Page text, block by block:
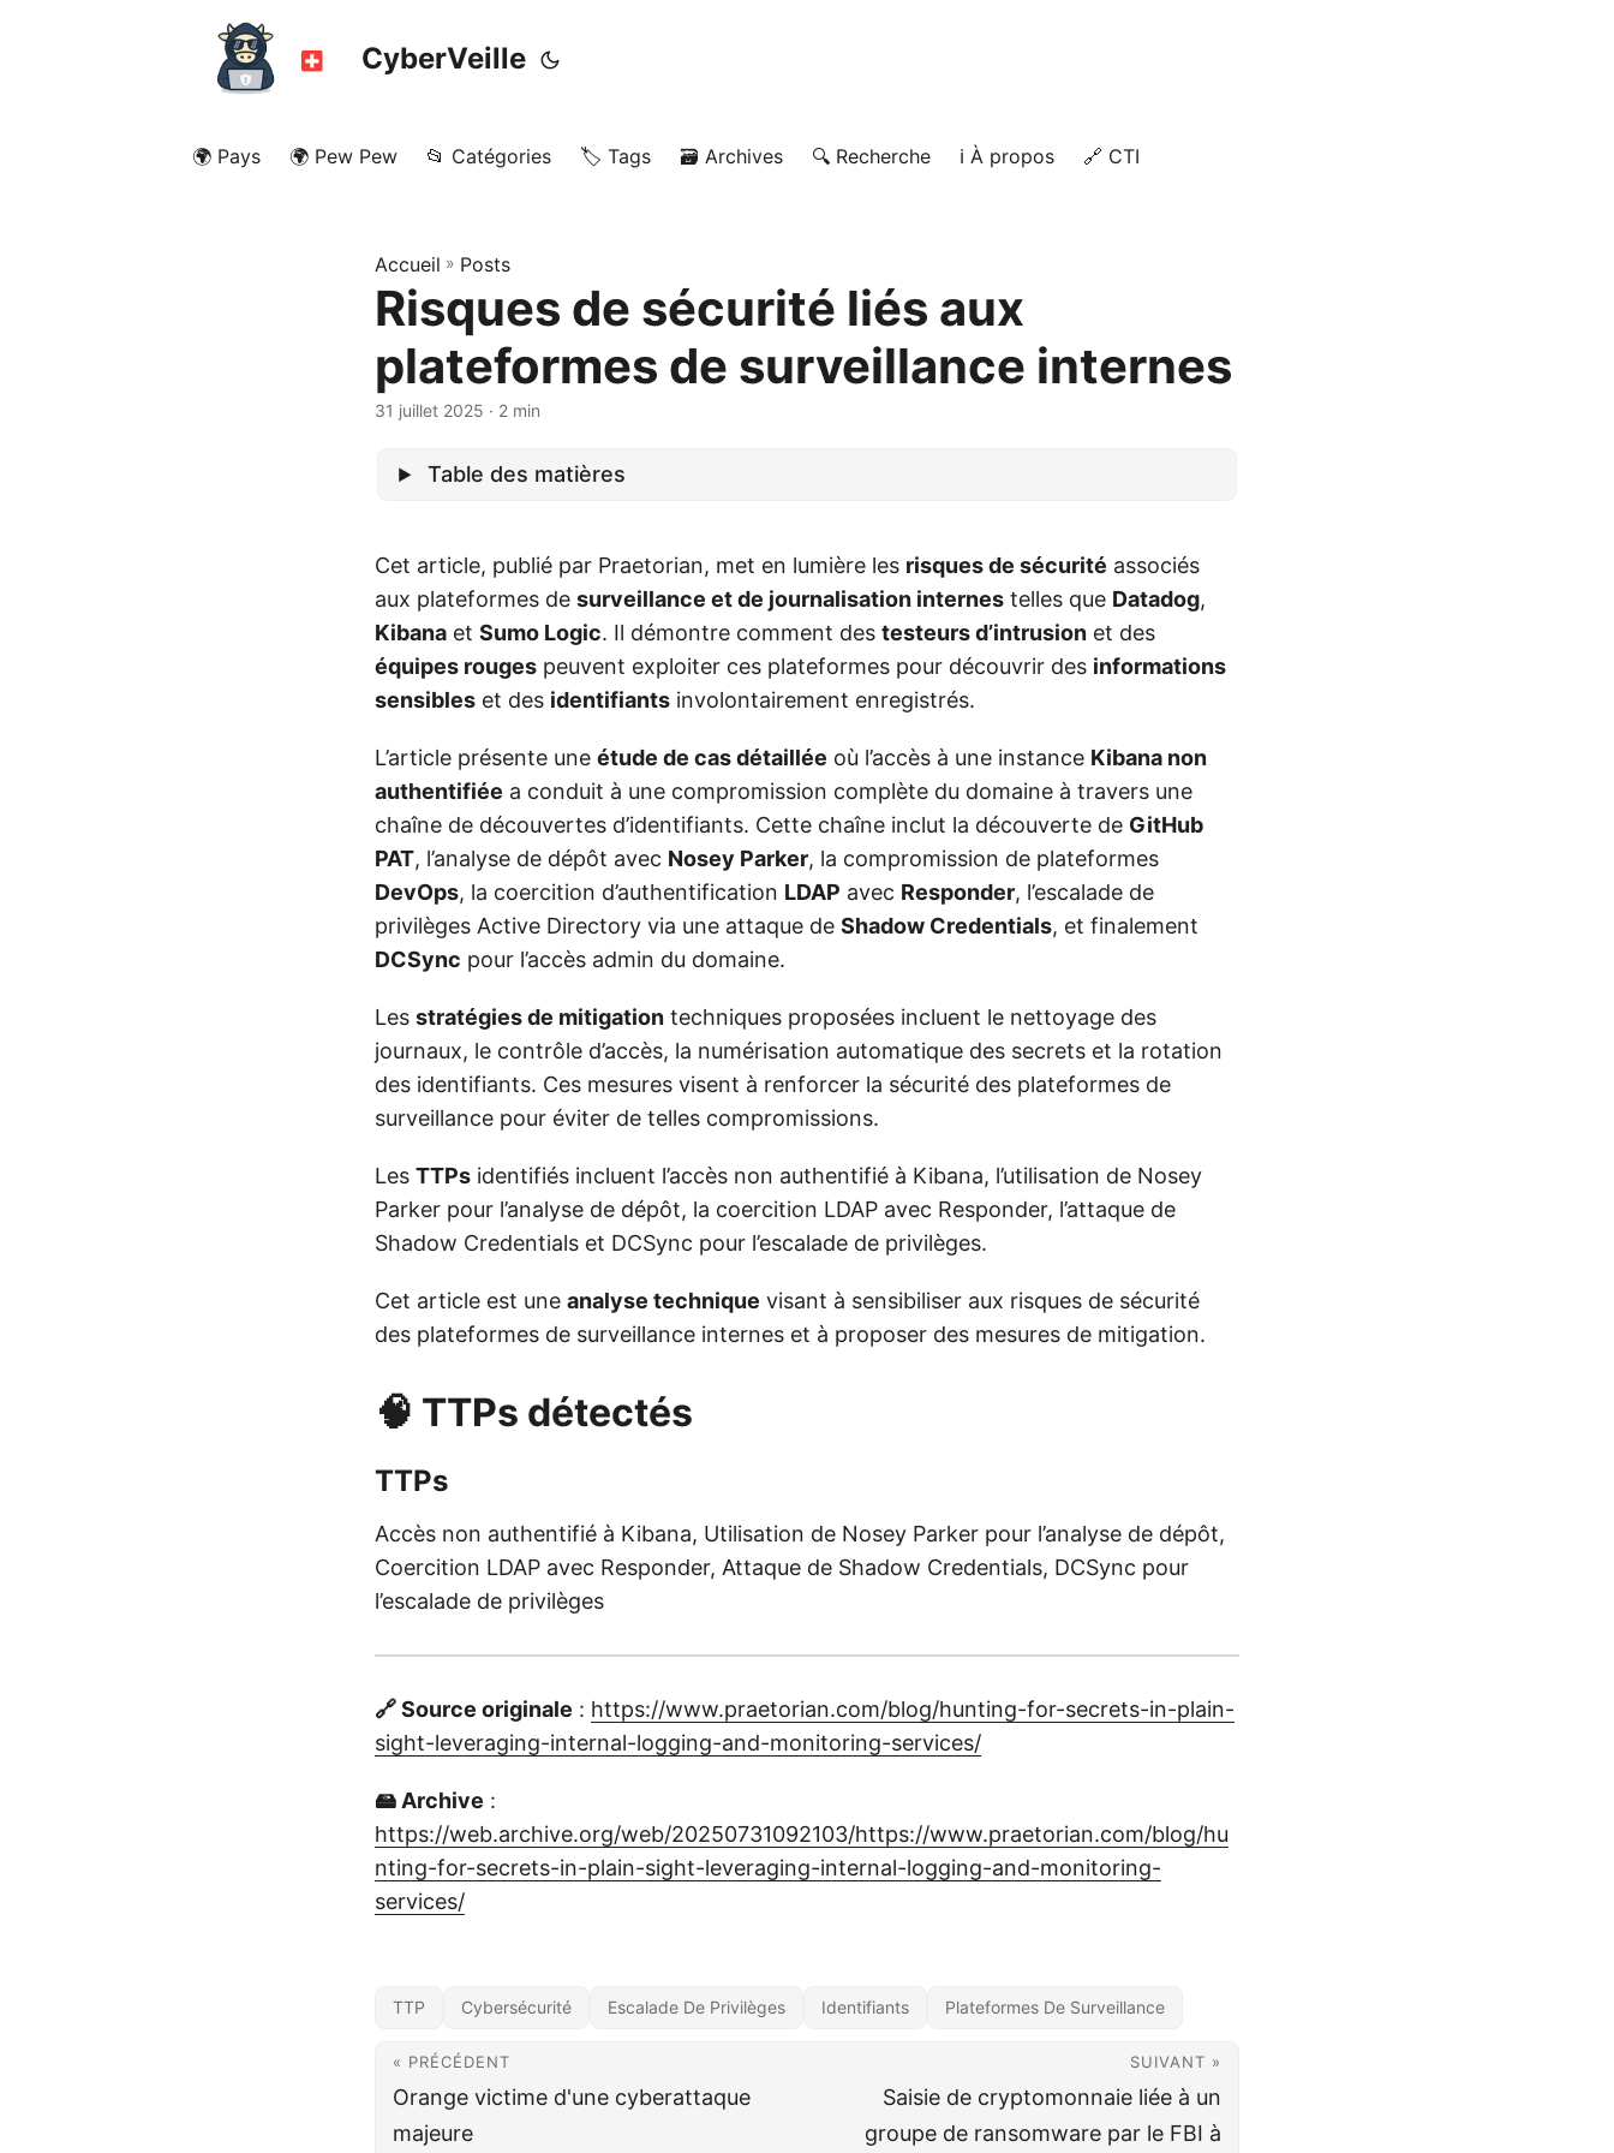
CyberVeille
🌍 Pays 🌍 Pew Pew 📂 Catégories 🏷️ Tags 🗃️ Archives 🔍 Recherche ℹ️ À propos 🔗 CTI
Accueil » Posts
Risques de sécurité liés aux
plateformes de surveillance internes
31 juillet 2025 · 2 min
Table des matières
Cet article, publié par Praetorian, met en lumière les risques de sécurité associés
aux plateformes de surveillance et de journalisation internes telles que Datadog,
Kibana et Sumo Logic. Il démontre comment des testeurs d’intrusion et des
équipes rouges peuvent exploiter ces plateformes pour découvrir des informations
sensibles et des identifiants involontairement enregistrés.
L’article présente une étude de cas détaillée où l’accès à une instance Kibana non
authentifiée a conduit à une compromission complète du domaine à travers une
chaîne de découvertes d’identifiants. Cette chaîne inclut la découverte de GitHub
PAT, l’analyse de dépôt avec Nosey Parker, la compromission de plateformes
DevOps, la coercition d’authentification LDAP avec Responder, l’escalade de
privilèges Active Directory via une attaque de Shadow Credentials, et finalement
DCSync pour l’accès admin du domaine.
Les stratégies de mitigation techniques proposées incluent le nettoyage des
journaux, le contrôle d’accès, la numérisation automatique des secrets et la rotation
des identifiants. Ces mesures visent à renforcer la sécurité des plateformes de
surveillance pour éviter de telles compromissions.
Les TTPs identifiés incluent l’accès non authentifié à Kibana, l’utilisation de Nosey
Parker pour l’analyse de dépôt, la coercition LDAP avec Responder, l’attaque de
Shadow Credentials et DCSync pour l’escalade de privilèges.
Cet article est une analyse technique visant à sensibiliser aux risques de sécurité
des plateformes de surveillance internes et à proposer des mesures de mitigation.
🧠 TTPs détectés
TTPs
Accès non authentifié à Kibana, Utilisation de Nosey Parker pour l’analyse de dépôt,
Coercition LDAP avec Responder, Attaque de Shadow Credentials, DCSync pour
l’escalade de privilèges
🔗 Source originale : https://www.praetorian.com/blog/hunting-for-secrets-in-plain-
sight-leveraging-internal-logging-and-monitoring-services/
🖴 Archive :
https://web.archive.org/web/20250731092103/https://www.praetorian.com/blog/hu
nting-for-secrets-in-plain-sight-leveraging-internal-logging-and-monitoring-
services/
TTP Cybersécurité Escalade De Privilèges Identifiants Plateformes De Surveillance
« PRÉCÉDENT
Orange victime d'une cyberattaque
majeure
SUIVANT »
Saisie de cryptomonnaie liée à un
groupe de ransomware par le FBI à